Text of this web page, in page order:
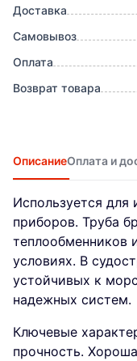
Доставка
Самовывоз
Оплата
Возврат товара
ОписаниеОплата и
Используется для
приборов. Труба
теплообменников
условиях. В
устойчивых к
надежных систем.
Ключевые
прочность.